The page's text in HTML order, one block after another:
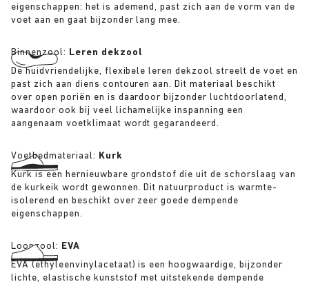
eigenschappen: het is ademend, past zich aan de vorm van de
voet aan en gaat bijzonder lang mee.
Binnenzool: Leren dekzool
De huidvriendelijke, flexibele leren dekzool streelt de voet en
past zich aan diens contouren aan. Dit materiaal beschikt
over open poriën en is daardoor bijzonder luchtdoorlatend,
waardoor ook bij veel lichamelijke inspanning een
aangenaam voetklimaat wordt gegarandeerd.
Voetbedmateriaal: Kurk
Kurk is een hernieuwbare grondstof die uit de schorslaag van
de kurkeik wordt gewonnen. Dit natuurproduct is warmte-
isolerend en beschikt over zeer goede dempende
eigenschappen.
Loopzool: EVA
EVA (ethyleenvinylacetaat) is een hoogwaardige, bijzonder
lichte, elastische kunststof met uitstekende dempende